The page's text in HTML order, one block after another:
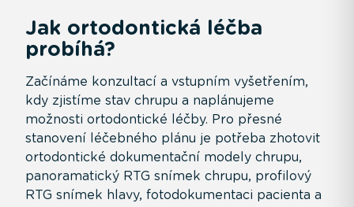
Jak ortodontická léčba
probíhá?
Začínáme konzultací a vstupním vyšetřením,
kdy zjistíme stav chrupu a naplánujeme
možnosti ortodontické léčby. Pro přesné
stanovení léčebného plánu je potřeba zhotovit
ortodontické dokumentační modely chrupu,
panoramatický RTG snímek chrupu, profilový
RTG snímek hlavy, fotodokumentaci pacienta a